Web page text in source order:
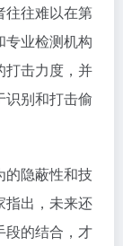
往往难以在第
专业检测机构
打击力度，并
识别和打击偷
的隐蔽性和技
指出，未来还
段的结合，才